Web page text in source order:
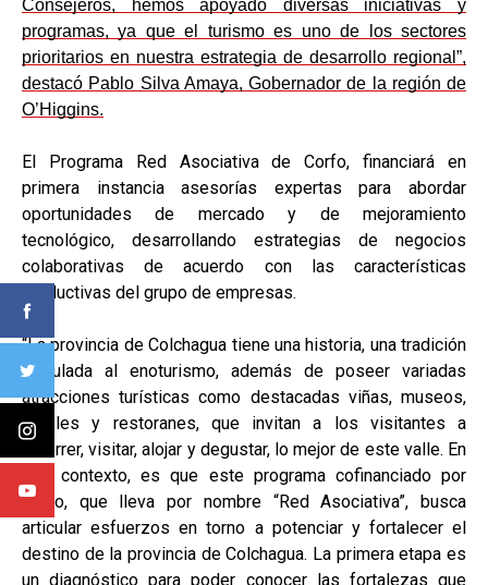
Consejeros, hemos apoyado diversas iniciativas y
programas, ya que el turismo es uno de los sectores
prioritarios en nuestra estrategia de desarrollo regional”,
destacó Pablo Silva Amaya, Gobernador de la región de
O’Higgins.
El Programa Red Asociativa de Corfo, financiará en
primera instancia asesorías expertas para abordar
oportunidades de mercado y de mejoramiento
tecnológico, desarrollando estrategias de negocios
colaborativas de acuerdo con las características
productivas del grupo de empresas.
“La provincia de Colchagua tiene una historia, una tradición
vinculada al enoturismo, además de poseer variadas
atracciones turísticas como destacadas viñas, museos,
hoteles y restoranes, que invitan a los visitantes a
recorrer, visitar, alojar y degustar, lo mejor de este valle. En
ese contexto, es que este programa cofinanciado por
Corfo, que lleva por nombre “Red Asociativa”, busca
articular esfuerzos en torno a potenciar y fortalecer el
destino de la provincia de Colchagua. La primera etapa es
un diagnóstico para poder conocer las fortalezas que